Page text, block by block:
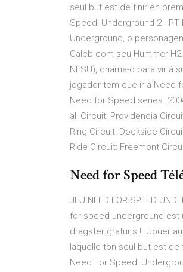
seul but est de finir en
Speed: Underground 2 -
Underground, o
Caleb com seu Hummer
NFSU), chama-o para vir á
jogador tem que ir á Need
Need for Speed series.
all Circuit: Providencia
Ring Circuit: Dockside
Ride Circuit: Freemont
Need for Speed
JEU NEED FOR SPEED
for speed underground est
dragster gratuits !!! Jouer
laquelle ton seul but est de
Need For Speed: